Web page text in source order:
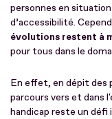
personnes en
d’accessibilité.
évolutions restent à
pour tous dans le
En effet, en dépit des
parcours vers et dans
handicap reste un